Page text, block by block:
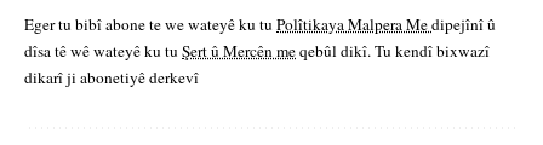
Eger tu bibî abone te we wateyê ku tu Polîtikaya Malpera Medipejînî û
dîsa tê wê wateyê ku tu Şert û Mercên meqebûl dikî. Tu kendî bixwazî
dikarî ji abonetiyê derkevî